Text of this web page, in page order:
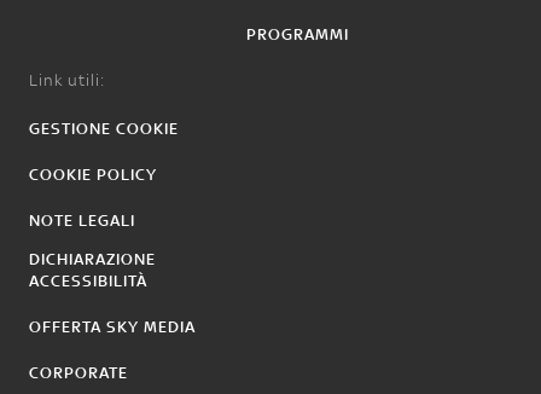
PROGRAMMI
Link utili:
GESTIONE COOKIE
COOKIE POLICY
NOTE LEGALI
DICHIARAZIONE
ACCESSIBILITÀ
OFFERTA SKY MEDIA
CORPORATE